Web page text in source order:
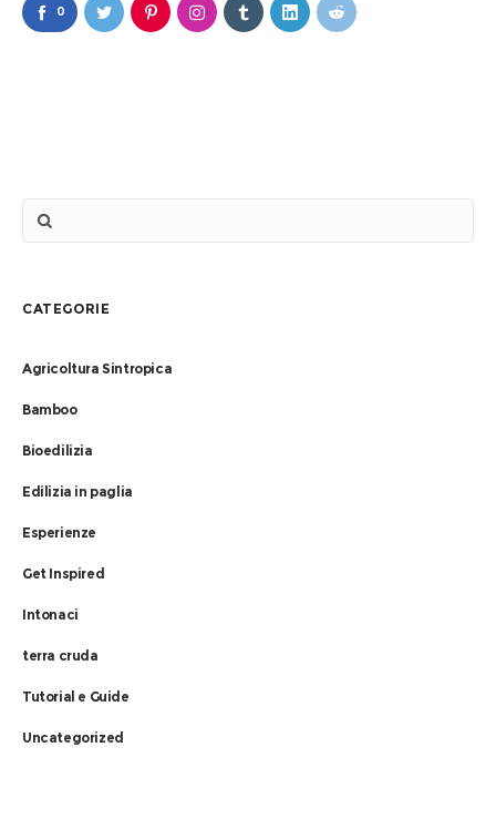
0
CATEGORIE
Agricoltura Sintropica
Bamboo
Bioedilizia
Edilizia in paglia
Esperienze
Get Inspired
Intonaci
terra cruda
Tutorial e Guide
Uncategorized